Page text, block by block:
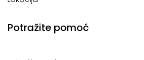
Potražite pomoć